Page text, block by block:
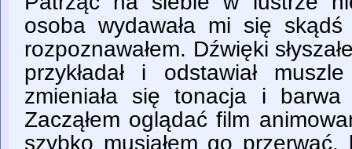
osoba wydawała mi się
rozpoznawałem. Dźwięki
przykładał i odstawiał
zmieniała się tonacja i barwa
Zacząłem oglądać film
szybko musiałem go